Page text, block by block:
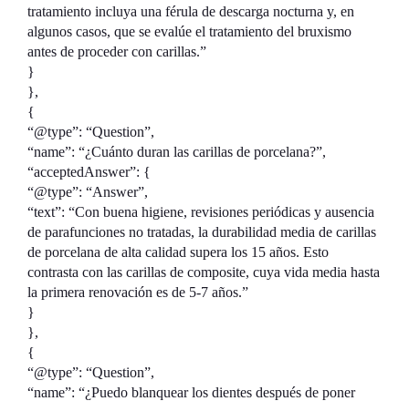
tratamiento incluya una férula de descarga nocturna y, en
algunos casos, que se evalúe el tratamiento del bruxismo
antes de proceder con carillas.”
}
},
{
“@type”: “Question”,
“name”: “¿Cuánto duran las carillas de porcelana?”,
“acceptedAnswer”: {
“@type”: “Answer”,
“text”: “Con buena higiene, revisiones periódicas y ausencia
de parafunciones no tratadas, la durabilidad media de carillas
de porcelana de alta calidad supera los 15 años. Esto
contrasta con las carillas de composite, cuya vida media hasta
la primera renovación es de 5-7 años.”
}
},
{
“@type”: “Question”,
“name”: “¿Puedo blanquear los dientes después de poner